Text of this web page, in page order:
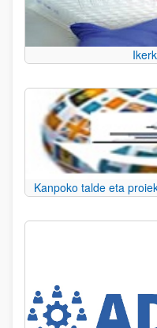
Kanpoko talde eta